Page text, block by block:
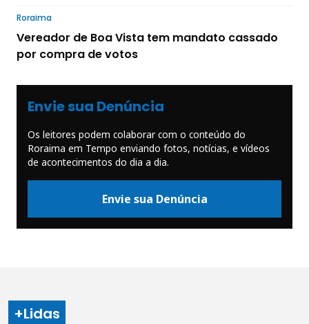
Roraima
Vereador de Boa Vista tem mandato cassado
por compra de votos
Envie sua Denúncia
Os leitores podem colaborar com o conteúdo do
Roraima em Tempo enviando fotos, notícias, e vídeos
de acontecimentos do dia a dia.
Envie sua Denúncia
+Lidas